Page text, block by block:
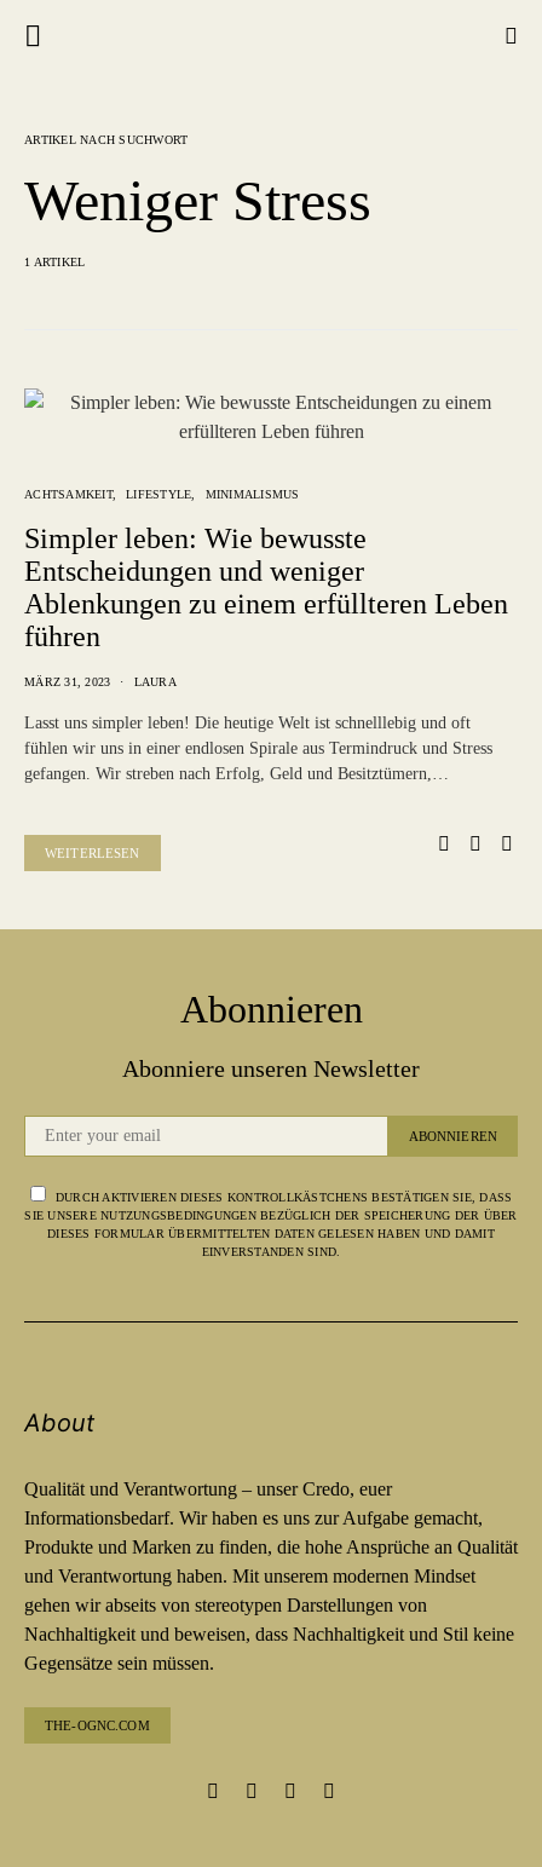
ARTIKEL NACH SUCHWORT
Weniger Stress
1 ARTIKEL
ACHTSAMKEIT LIFESTYLE MINIMALISMUS
Simpler leben: Wie bewusste
Entscheidungen und weniger
Ablenkungen zu einem erfüllteren Leben
führen
MÄRZ 31, 2023 LAURA
Lasst uns simpler leben! Die heutige Welt ist schnelllebig und oft
fühlen wir uns in einer endlosen Spirale aus Termindruck und Stress
gefangen. Wir streben nach Erfolg, Geld und Besitztümern,…
WEITERLESEN
Abonnieren
Abonniere unseren Newsletter
ABONNIEREN
DURCH AKTIVIEREN DIESES KONTROLLKÄSTCHENS BESTÄTIGEN SIE, DASS
SIE UNSERE NUTZUNGSBEDINGUNGEN BEZÜGLICH DER SPEICHERUNG DER ÜBER
DIESES FORMULAR ÜBERMITTELTEN DATEN GELESEN HABEN UND DAMIT
EINVERSTANDEN SIND.
About
Qualität und Verantwortung – unser Credo, euer
Informationsbedarf. Wir haben es uns zur Aufgabe gemacht,
Produkte und Marken zu finden, die hohe Ansprüche an Qualität
und Verantwortung haben. Mit unserem modernen Mindset
gehen wir abseits von stereotypen Darstellungen von
Nachhaltigkeit und beweisen, dass Nachhaltigkeit und Stil keine
Gegensätze sein müssen.
THE-OGNC.COM